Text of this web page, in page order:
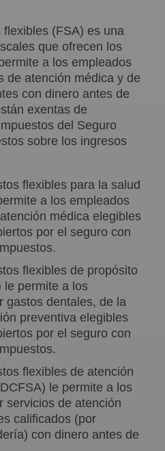
(FSA) es una
que ofrecen los
a los empleados
de atención médica y de
con dinero antes de
exentas de
del Seguro
sobre los ingresos
flexibles para la salud
a los empleados
médica elegibles
por el seguro con
flexibles de propósito
le permite a los
gastos dentales, de la
preventiva elegibles
por el seguro con
flexibles de atención
le permite a los
servicios de atención
calificados (por
con dinero antes de